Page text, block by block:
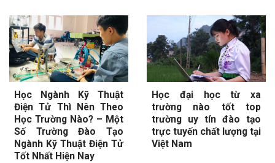
Học Ngành Kỹ Thuật
Điện Tử Thì Nên Theo
Học Trường Nào? – Một
Số Trường Đào Tạo
Ngành Kỹ Thuật Điện Tử
Tốt Nhất Hiện Nay
Học đại học từ xa
trường nào tốt top
trường uy tín đào tạo
trực tuyến chất lượng tại
Việt Nam